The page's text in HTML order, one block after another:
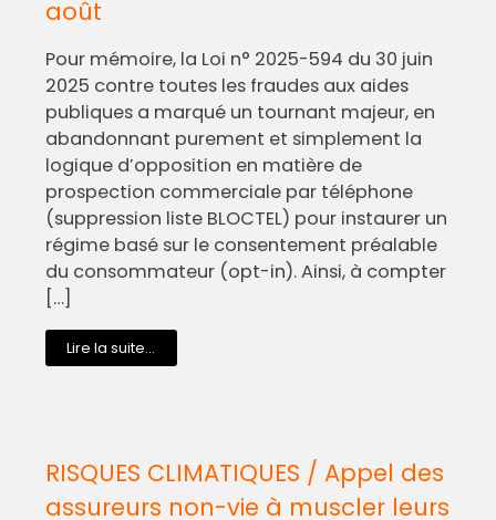
août
Pour mémoire, la Loi n° 2025-594 du 30 juin
2025 contre toutes les fraudes aux aides
publiques a marqué un tournant majeur, en
abandonnant purement et simplement la
logique d’opposition en matière de
prospection commerciale par téléphone
(suppression liste BLOCTEL) pour instaurer un
régime basé sur le consentement préalable
du consommateur (opt-in). Ainsi, à compter
[…]
Lire la suite...
RISQUES CLIMATIQUES / Appel des
assureurs non-vie à muscler leurs